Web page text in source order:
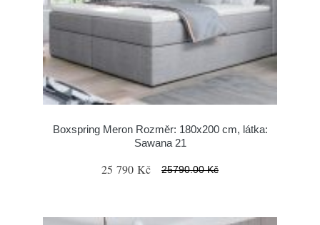
Boxspring Meron Rozměr: 180x200 cm, látka:
Sawana 21
25 790 Kč 25790.00 Kč